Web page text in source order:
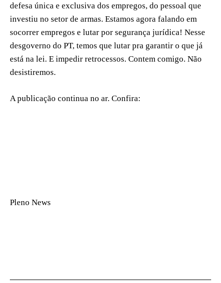
defesa única e exclusiva dos empregos, do pessoal que
investiu no setor de armas. Estamos agora falando em
socorrer empregos e lutar por segurança jurídica! Nesse
desgoverno do PT, temos que lutar pra garantir o que já
está na lei. E impedir retrocessos. Contem comigo. Não
desistiremos.
A publicação continua no ar. Confira:
Pleno News